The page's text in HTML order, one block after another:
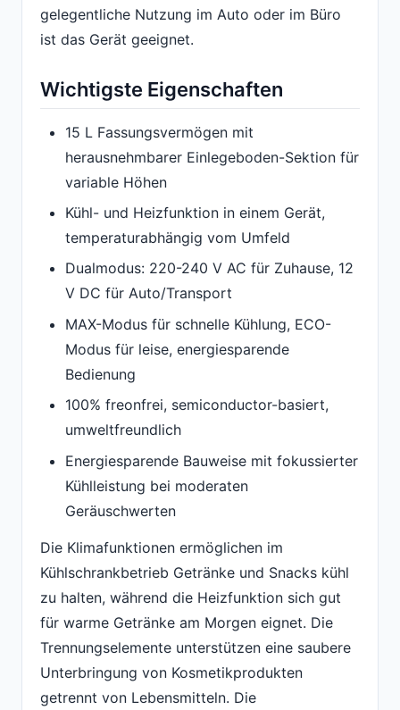
gelegentliche Nutzung im Auto oder im Büro
ist das Gerät geeignet.
Wichtigste Eigenschaften
15 L Fassungsvermögen mit
herausnehmbarer Einlegeboden-Sektion für
variable Höhen
Kühl- und Heizfunktion in einem Gerät,
temperaturabhängig vom Umfeld
Dualmodus: 220-240 V AC für Zuhause, 12
V DC für Auto/Transport
MAX-Modus für schnelle Kühlung, ECO-
Modus für leise, energiesparende
Bedienung
100% freonfrei, semiconductor-basiert,
umweltfreundlich
Energiesparende Bauweise mit fokussierter
Kühlleistung bei moderaten
Geräuschwerten
Die Klimafunktionen ermöglichen im
Kühlschrankbetrieb Getränke und Snacks kühl
zu halten, während die Heizfunktion sich gut
für warme Getränke am Morgen eignet. Die
Trennungselemente unterstützen eine saubere
Unterbringung von Kosmetikprodukten
getrennt von Lebensmitteln. Die